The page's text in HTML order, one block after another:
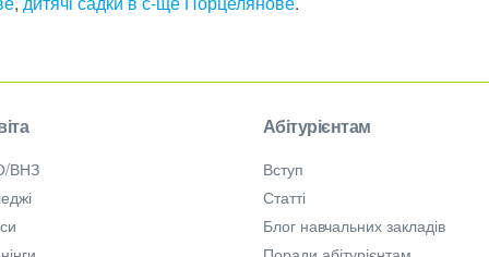
ВНЗ
Абітурієнтам
Вступ
Статті
Блог навчальних закладів